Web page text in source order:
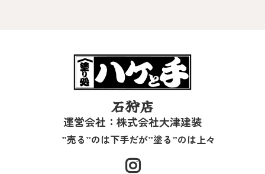
石狩店
運営会社：株式会社大津建装
”売る”のは下手だが”塗る”のは上々